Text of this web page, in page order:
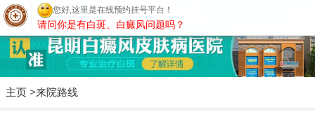
文山白癜风医院
主页 >来院路线
您好,这里是在线预约挂号平台！
请问你是有白斑、白癜风问题吗？